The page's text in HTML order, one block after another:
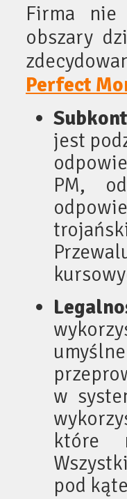
Firma
obszary
Perfect
jest
PM,
w
które
pod